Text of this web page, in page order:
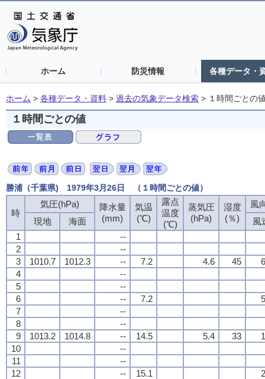
ホーム 防災情報 各種データ・
ホーム > 各種データ・資料 > 過去の気象データ検索 > １時間ごとの
１時間ごとの値
勝浦（千葉県) 1979年3月26日 （１時間ごとの値）
時
気圧(hPa)
降水量
(mm)
気温
(℃)
露点
温度
(℃)
蒸気圧
(hPa)
湿度
(％)
風
現地
海面
風
1
--
2
--
3
1010.7 1012.3 -- 7.2 4.6 45
4
--
5
--
6
-- 7.2
7
--
8
--
9
1013.2 1014.8 -- 14.5 5.4 33
10
--
11
--
12
-- 15.1